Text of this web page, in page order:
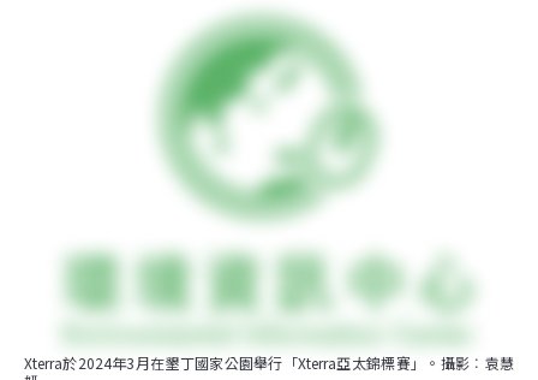
Xterra於2024年3月在墾丁國家公園舉行「Xterra亞太錦標賽」。攝影︰袁慧